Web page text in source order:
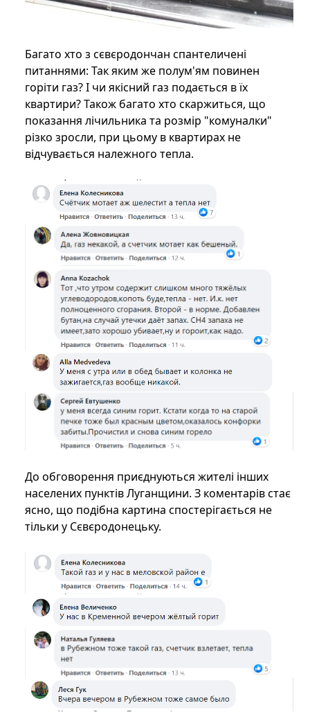
Багато хто з сєвєродончан спантеличені
питаннями: Так яким же полум'ям повинен
горіти газ? І чи якісний газ подається в їх
квартири? Також багато хто скаржиться, що
показання лічильника та розмір "комуналки"
різко зросли, при цьому в квартирах не
відчувається належного тепла.
До обговорення приєднуються жителі інших
населених пунктів Луганщини. З коментарів стає
ясно, що подібна картина спостерігається не
тільки у Сєвєродонецьку.